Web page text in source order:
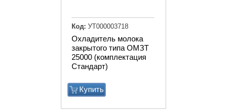
Охладитель молока
закрытого типа ОМЗТ
25000 (комплектация
Стандарт)
Купить
Код: УТ000003718